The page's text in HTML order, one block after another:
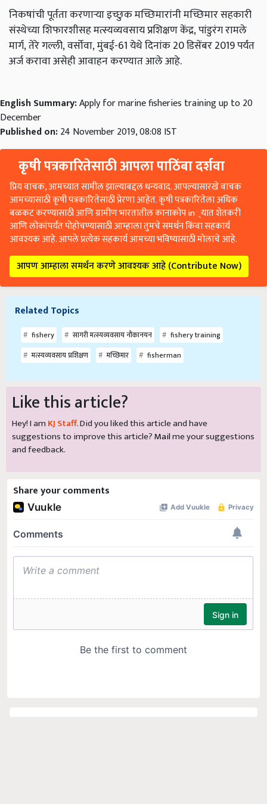
निकषांची पूर्तता करणाऱ्या इच्छुक मच्छिमारांनी मच्छिमार सहकारी
संस्थेच्या शिफारशीसह मत्स्यव्यवसाय प्रशिक्षण केंद्र,पांडुरंग रामले
मार्ग,तेरे गल्ली,वर्सोवा,मुंबई-61 येथे दिनांक 20 डिसेंबर 2019 पर्यंत
अर्ज करावा असेही आवाहन करण्यात आले आहे.
English Summary:Apply for marine fisheries training up to 20
December
Published on:24 November 2019, 08:08 IST
कृषी पत्रकारितेसाठी आपला पाठिंबा दर्शवा
प्रिय वाचक, आमच्यात सामील झाल्याबद्दल धन्यवाद. आपल्यासारखे वाचक
आमच्यासाठी कृषी पत्रकारितेसाठी प्रेरणा आहेत. कृषी पत्रकारितेला अधिक
बळकट करण्यासाठी आणि ग्रामीण भारतातील कानाकोप in्यात शेतकरी
आणि लोकांपर्यंत पोहोचण्यासाठी आम्हाला तुमचे समर्थन किंवा सहकार्य
आवश्यक आहे. आपले प्रत्येक सहकार्य आमच्या भविष्यासाठी मोलाचे आहे.
आपण आम्हाला समर्थन करणे आवश्यक आहे (Contribute Now)
Related Topics
fishery सागरी मत्स्यव्यवसाय नौकानयन
fishery training
मत्स्यव्यवसाय प्रशिक्षण
मच्छिमार fisherman
Like this article?
Hey! I am KJ Staff. Did you liked this article and have
suggestions to improve this article?Mailme your suggestions
and feedback.
Share your comments